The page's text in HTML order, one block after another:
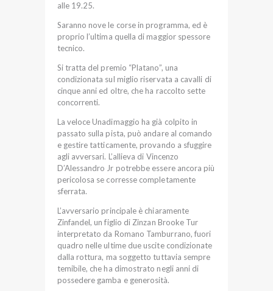
alle 19.25.
Saranno nove le corse in programma, ed è
proprio l’ultima quella di maggior spessore
tecnico.
Si tratta del premio “Platano”, una
condizionata sul miglio riservata a cavalli di
cinque anni ed oltre, che ha raccolto sette
concorrenti.
La veloce Unadimaggio ha già colpito in
passato sulla pista, può andare al comando
e gestire tatticamente, provando a sfuggire
agli avversari. L’allieva di Vincenzo
D’Alessandro Jr potrebbe essere ancora più
pericolosa se corresse completamente
sferrata.
L’avversario principale è chiaramente
Zinfandel, un figlio di Zinzan Brooke Tur
interpretato da Romano Tamburrano, fuori
quadro nelle ultime due uscite condizionate
dalla rottura, ma soggetto tuttavia sempre
temibile, che ha dimostrato negli anni di
possedere gamba e generosità.